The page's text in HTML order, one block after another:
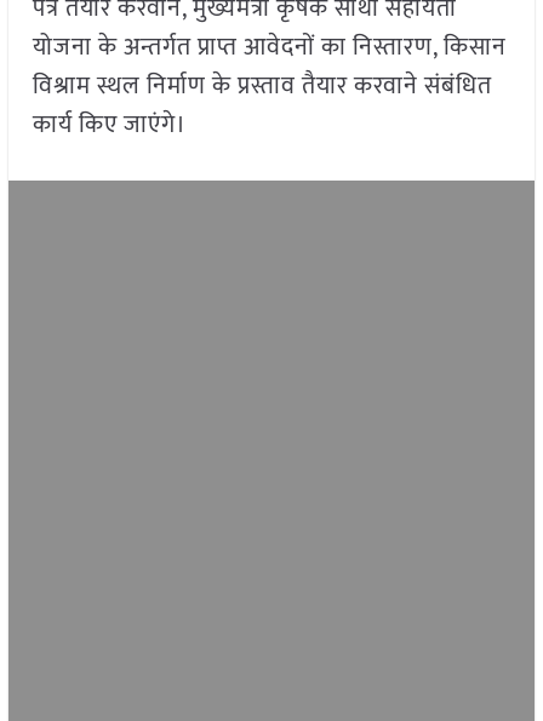
पत्र तैयार करवाने, मुख्यमंत्री कृषक साथी सहायता
योजना के अन्तर्गत प्राप्त आवेदनों का निस्तारण, किसान
विश्राम स्थल निर्माण के प्रस्ताव तैयार करवाने संबंधित
कार्य किए जाएंगे।